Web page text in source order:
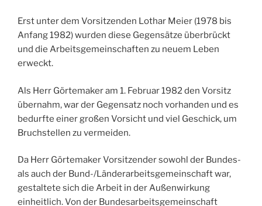
Erst unter dem Vorsitzenden Lothar Meier (1978 bis
Anfang 1982) wurden diese Gegensätze überbrückt
und die Arbeitsgemeinschaften zu neuem Leben
erweckt.
Als Herr Görtemaker am 1. Februar 1982 den Vorsitz
übernahm, war der Gegensatz noch vorhanden und es
bedurfte einer großen Vorsicht und viel Geschick, um
Bruchstellen zu vermeiden.
Da Herr Görtemaker Vorsitzender sowohl der Bundes-
als auch der Bund-/Länderarbeitsgemeinschaft war,
gestaltete sich die Arbeit in der Außenwirkung
einheitlich. Von der Bundesarbeitsgemeinschaft